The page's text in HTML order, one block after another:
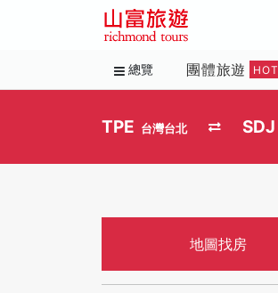
總覽 團體旅遊 HOT
TPE 台灣台北 SDJ
地圖找房